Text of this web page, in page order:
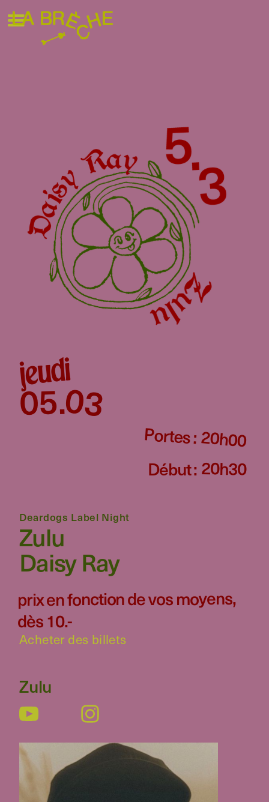
jeudi
03
.
05
Portes :20h00
Début : 20h30
Deardogs Label Night
Zulu
Daisy Ray
prix en fonction de vos moyens,
dès 10.-
Acheter des billets
Zulu